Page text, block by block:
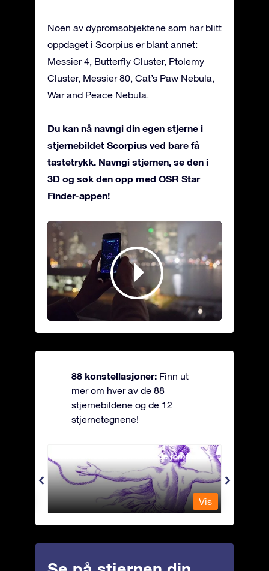
Noen av dypromsobjektene som har blitt
oppdaget i Scorpius er blant annet:
Messier 4, Butterfly Cluster, Ptolemy
Cluster, Messier 80, Cat’s Paw Nebula,
War and Peace Nebula.
Du kan nå navngi din egen stjerne i
stjernebildet Scorpius ved bare få
tastetrykk. Navngi stjernen, se den i
3D og søk den opp med OSR Star
Finder-appen!
88 konstellasjoner: Finn ut
mer om hver av de 88
stjernebildene og de 12
stjernetegnene!
Andromeda - Den lenkede jomfrua
Vis